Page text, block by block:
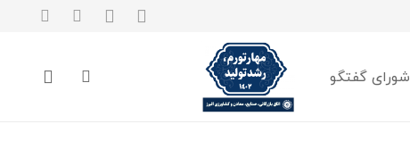
شورای گفتگو